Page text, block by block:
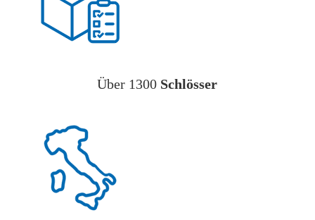
Über 1300 Schlösser